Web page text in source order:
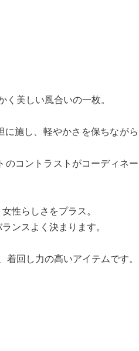
く美しい風合いの一枚。
施し、軽やかさを保ちながら
のコントラストがコーディネー
性らしさをプラス。
ンスよく決まります。
着回し力の高いアイテムです。